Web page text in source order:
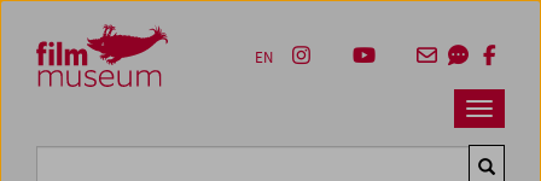
Zum Inhalt
Zum Hauptmenü
Zur Servicenavigation
Zum Suche
Navbar
EN